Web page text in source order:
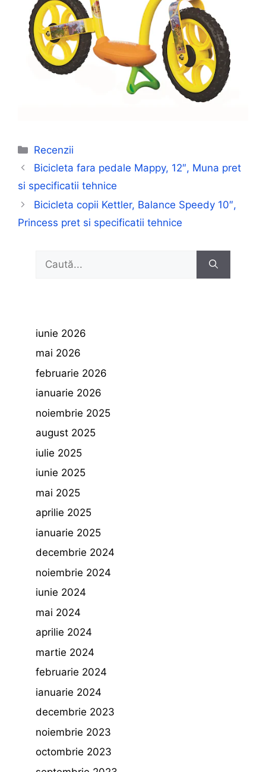
Categorii
Recenzii
Bicicleta fara pedale Mappy, 12″, Muna pret
si specificatii tehnice
Bicicleta copii Kettler, Balance Speedy 10″,
Princess pret si specificatii tehnice
după:
iunie 2026
mai 2026
februarie 2026
ianuarie 2026
noiembrie 2025
august 2025
iulie 2025
iunie 2025
mai 2025
aprilie 2025
ianuarie 2025
decembrie 2024
noiembrie 2024
iunie 2024
mai 2024
aprilie 2024
martie 2024
februarie 2024
ianuarie 2024
decembrie 2023
noiembrie 2023
octombrie 2023